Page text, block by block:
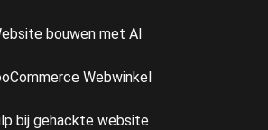
bouwen met AI
Webwinkel
bij gehackte website